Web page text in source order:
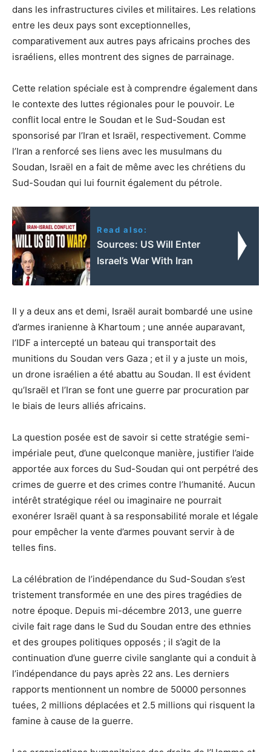
dans les infrastructures civiles et militaires. Les relations
entre les deux pays sont exceptionnelles,
comparativement aux autres pays africains proches des
israéliens, elles montrent des signes de parrainage.
Cette relation spéciale est à comprendre également dans
le contexte des luttes régionales pour le pouvoir. Le
conflit local entre le Soudan et le Sud-Soudan est
sponsorisé par l’Iran et Israël, respectivement. Comme
l’Iran a renforcé ses liens avec les musulmans du
Soudan, Israël en a fait de même avec les chrétiens du
Sud-Soudan qui lui fournit également du pétrole.
Read also:
Sources: US Will Enter
Israel’s War With Iran
Il y a deux ans et demi, Israël aurait bombardé une usine
d’armes iranienne à Khartoum ; une année auparavant,
l’IDF a intercepté un bateau qui transportait des
munitions du Soudan vers Gaza ; et il y a juste un mois,
un drone israélien a été abattu au Soudan. Il est évident
qu’Israël et l’Iran se font une guerre par procuration par
le biais de leurs alliés africains.
La question posée est de savoir si cette stratégie semi-
impériale peut, d’une quelconque manière, justifier l’aide
apportée aux forces du Sud-Soudan qui ont perpétré des
crimes de guerre et des crimes contre l’humanité. Aucun
intérêt stratégique réel ou imaginaire ne pourrait
exonérer Israël quant à sa responsabilité morale et légale
pour empêcher la vente d’armes pouvant servir à de
telles fins.
La célébration de l’indépendance du Sud-Soudan s’est
tristement transformée en une des pires tragédies de
notre époque. Depuis mi-décembre 2013, une guerre
civile fait rage dans le Sud du Soudan entre des ethnies
et des groupes politiques opposés ; il s’agit de la
continuation d’une guerre civile sanglante qui a conduit à
l’indépendance du pays après 22 ans. Les derniers
rapports mentionnent un nombre de 50000 personnes
tuées, 2 millions déplacées et 2.5 millions qui risquent la
famine à cause de la guerre.